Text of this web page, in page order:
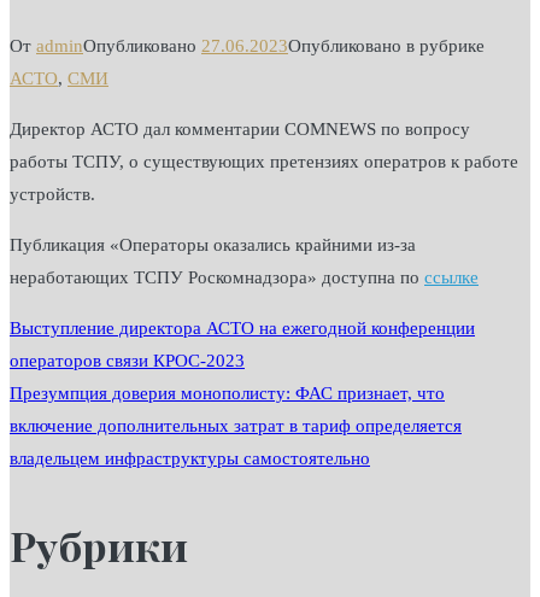
От adminОпубликовано 27.06.2023Опубликовано в рубрике
АСТО, СМИ
Директор АСТО дал комментарии COMNEWS по вопросу
работы ТСПУ, о существующих претензиях оператров к работе
устройств.
Публикация «Операторы оказались крайними из-за
неработающих ТСПУ Роскомнадзора» доступна по ссылке
Навигация
по
записям
Выступление директора АСТО на ежегодной конференции
операторов связи КРОС-2023
Презумпция доверия монополисту: ФАС признает, что
включение дополнительных затрат в тариф определяется
владельцем инфраструктуры самостоятельно
Рубрики